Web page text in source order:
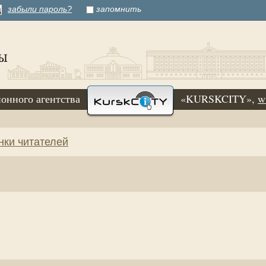
забыли пароль? запомнить
агентства «KURSKCITY»,
читателей